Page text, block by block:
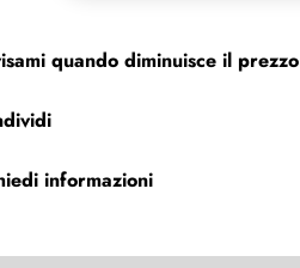
quando diminuisce il prezzo
informazioni